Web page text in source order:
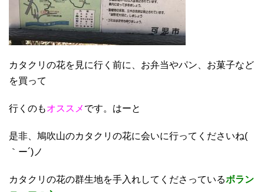
カタクリの花を見に行く前に、お弁当やパン、お菓子など
を買って
行くのもオススメ です。はーと
是非、鳩吹山のカタクリの花に会いに行ってくださいね(
｀ー´)ノ
カタクリの花の群生地を手入れしてくださっているボラン